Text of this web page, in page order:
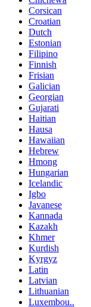
Corsican
Croatian
Dutch
Estonian
Filipino
Finnish
Frisian
Galician
Georgian
Gujarati
Haitian
Hausa
Hawaiian
Hebrew
Hmong
Hungarian
Icelandic
Igbo
Javanese
Kannada
Kazakh
Khmer
Kurdish
Kyrgyz
Latin
Latvian
Lithuanian
Luxembou..